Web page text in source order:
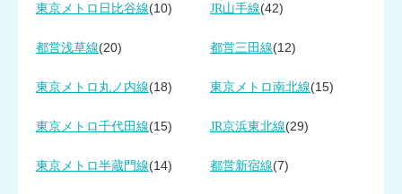
東京メトロ日比谷線(10) JR山手線(42)
都営浅草線(20) 都営三田線(12)
東京メトロ丸ノ内線(18) 東京メトロ南北線(15)
東京メトロ千代田線(15) JR京浜東北線(29)
東京メトロ半蔵門線(14) 都営新宿線(7)